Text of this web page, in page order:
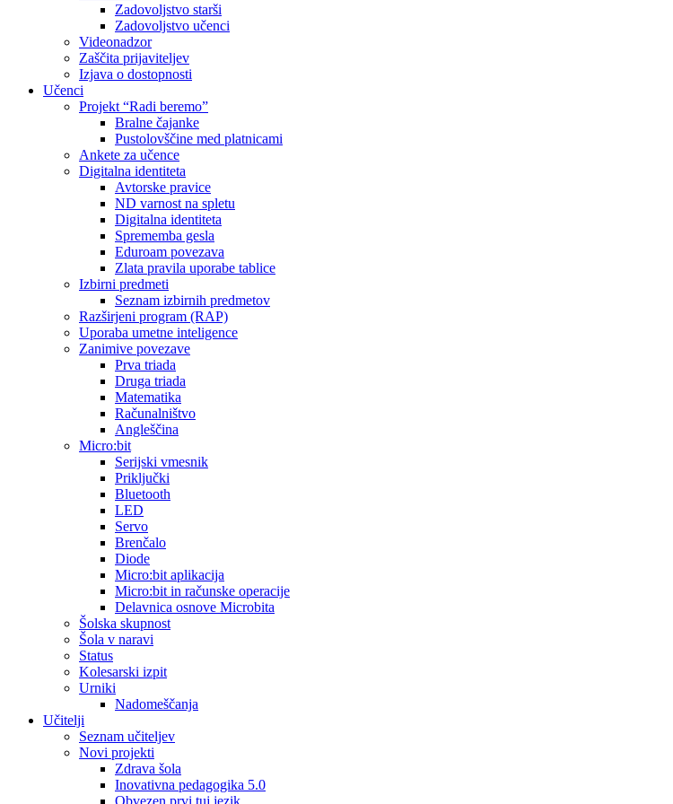
Zadovoljstvo starši
Zadovoljstvo učenci
Videonadzor
Zaščita prijaviteljev
Izjava o dostopnosti
Učenci
Projekt “Radi beremo”
Bralne čajanke
Pustolovščine med platnicami
Ankete za učence
Digitalna identiteta
Avtorske pravice
ND varnost na spletu
Digitalna identiteta
Sprememba gesla
Eduroam povezava
Zlata pravila uporabe tablice
Izbirni predmeti
Seznam izbirnih predmetov
Razširjeni program (RAP)
Uporaba umetne inteligence
Zanimive povezave
Prva triada
Druga triada
Matematika
Računalništvo
Angleščina
Micro:bit
Serijski vmesnik
Priključki
Bluetooth
LED
Servo
Brenčalo
Diode
Micro:bit aplikacija
Micro:bit in računske operacije
Delavnica osnove Microbita
Šolska skupnost
Šola v naravi
Status
Kolesarski izpit
Urniki
Nadomeščanja
Učitelji
Seznam učiteljev
Novi projekti
Zdrava šola
Inovativna pedagogika 5.0
Obvezen prvi tuj jezik